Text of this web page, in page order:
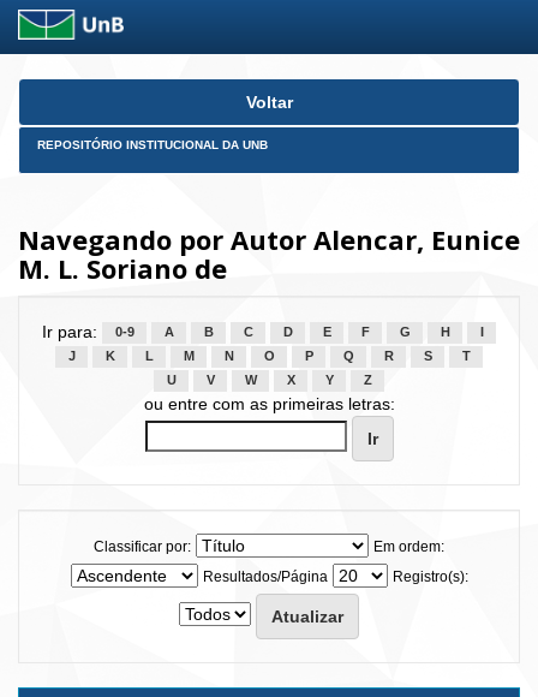
Skip
Voltar
REPOSITÓRIO INSTITUCIONAL DA UNB
Navegando por Autor Alencar, Eunice
M. L. Soriano de
Ir para: 0-9 A B C D E F G H
J
K L M N O P Q R S
T
U
V W X Y Z
ou entre com as primeiras letras:
Classificar por:
Em ordem:
Resultados/Página
Registro(s):